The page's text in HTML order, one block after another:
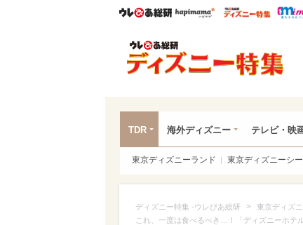
ウレぴあ総研ハピママ* ウレ
TDR 海外ディズニー テレビ・映
東京ディズニーランド 東京ディズニーシー
ディズニー特集 -ウレぴあ総研 > 東京ディズ
これ、一度は食べるべき…！「ディズニーホテ